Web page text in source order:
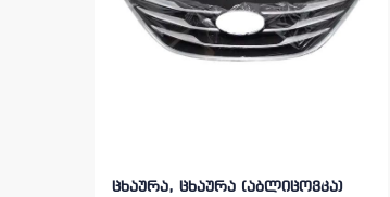
ცხაურა, ცხაურა (აბლიცოვკა)